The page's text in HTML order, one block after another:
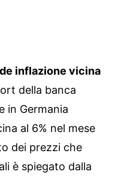
inflazione vicina
della banca
in Germania
al 6% nel mese
dei prezzi che
è spiegato dalla